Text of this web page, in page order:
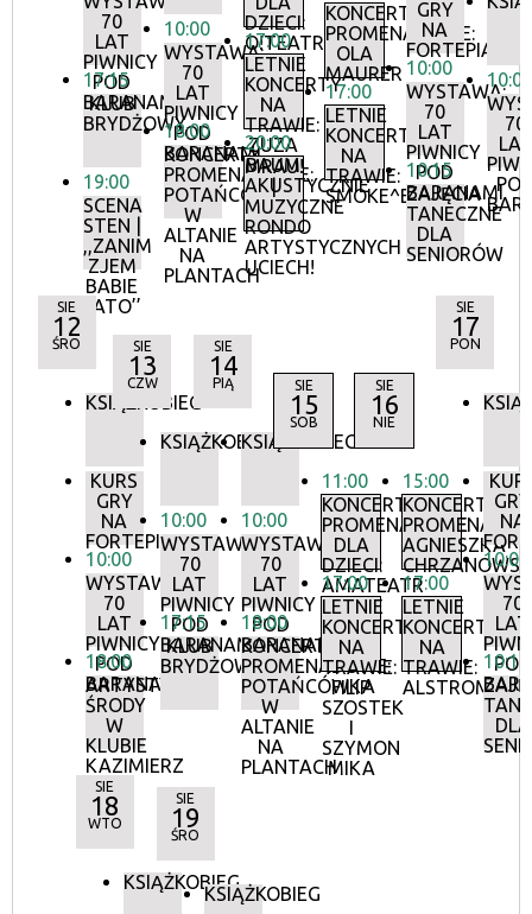
70
LAT
PIWNICY
POD
BARANAMI
17:15
KLUB
BRYDŻOWY
19:00
SCENA
STEN |
,,ZANIM
ZJEM
BABIE
LATO’’
10:00
WYSTAWA:
70
LAT
PIWNICY
POD
BARANAMI
18:00
KONCERTY
PROMENADOWE:
POTAŃCÓWKA
W
ALTANIE
NA
PLANTACH
DZIECI:
O!TEATR
17:00
LETNIE
KONCERTY
NA
TRAWIE:
ZUZA
BAUM
AKUSTYCZNIE
20:00
MRAU!
|
MUZYCZNE
RONDO
ARTYSTYCZNYCH
UCIECH!
KONCERTY
PROMENADOWE:
OLA
MAURER
17:00
LETNIE
KONCERTY
NA
TRAWIE:
SMOKE^BLUES
GRY
NA
FORTEPIANIE
10:00
WYSTAWA:
70
LAT
PIWNICY
POD
BARANAMI
10:15
ZAJĘCIA
TANECZNE
DLA
SENIORÓW
10:00
70
LAT
SIE
12
ŚRO
KSIĄŻKOBIEG
KURS
GRY
NA
FORTEPIANIE
10:00
WYSTAWA:
70
LAT
PIWNICY
POD
BARANAMI
18:00
ARTYSTYCZNE
ŚRODY
W
KLUBIE
KAZIMIERZ
SIE
13
CZW
KSIĄŻKOBIEG
10:00
WYSTAWA:
70
LAT
PIWNICY
POD
BARANAMI
17:15
KLUB
BRYDŻOWY
SIE
14
PIĄ
KSIĄŻKOBIEG
10:00
WYSTAWA:
70
LAT
PIWNICY
POD
BARANAMI
18:00
KONCERTY
PROMENADOWE:
POTAŃCÓWKA
W
ALTANIE
NA
PLANTACH
SIE
15
SOB
11:00
KONCERTY
PROMENADOWE
DLA
DZIECI:
AMATEATR
17:00
LETNIE
KONCERTY
NA
TRAWIE:
FILIP
SZOSTEK
I
SZYMON
MIKA
SIE
16
NIE
15:00
KONCERTY
AGNIESZKA
17:00
LETNIE
KONCERTY
NA
TRAWIE:
ALSTROMERIE
SIE
17
PON
GRY
NA
10:00
70
LAT
POD
10:15
DLA
SIE
18
WTO
KSIĄŻKOBIEG
SIE
19
ŚRO
KSIĄŻKOBIEG